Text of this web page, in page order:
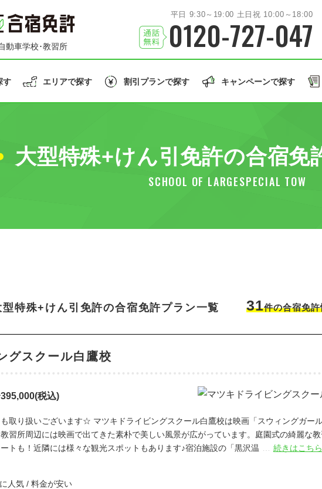
動車学校･教習所
平日 9:30～19:00 土日祝 10:00～18:00
0120-727-047
す
大型二輪免許 同時教習
大型
エリアで探す
沖縄
関東エリア
東海/関西エリア
四国エリア
割引プランで探す キャンペーンで探す
大型特殊+けん引免許の合宿免
SCHOOL OF LARGESPECIAL TOW
型特殊+けん引免許の合宿免許プラン一覧 31件の合宿免
グスクール白鷹校
税込)
取り扱いございます☆ マツキドライビングスクール白鷹校は映画「スウィングガー
習所周辺には映画で出てきた素朴で美しい風景が広がっています。庭園式の綺麗な教
トも！近隣には様々な観光スポットもあります♪宿泊施設の「黒沢温
続きはこちら
人気 / 料金が安い